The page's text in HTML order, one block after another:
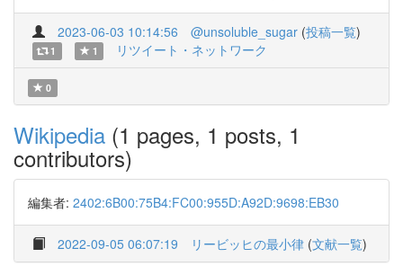
2023-06-03 10:14:56 @unsoluble_sugar (投稿一覧)
1 1 リツイート・ネットワーク
0
Wikipedia (1 pages, 1 posts, 1
contributors)
編集者: 2402:6B00:75B4:FC00:955D:A92D:9698:EB30
2022-09-05 06:07:19 リービッヒの最小律 (文献一覧)